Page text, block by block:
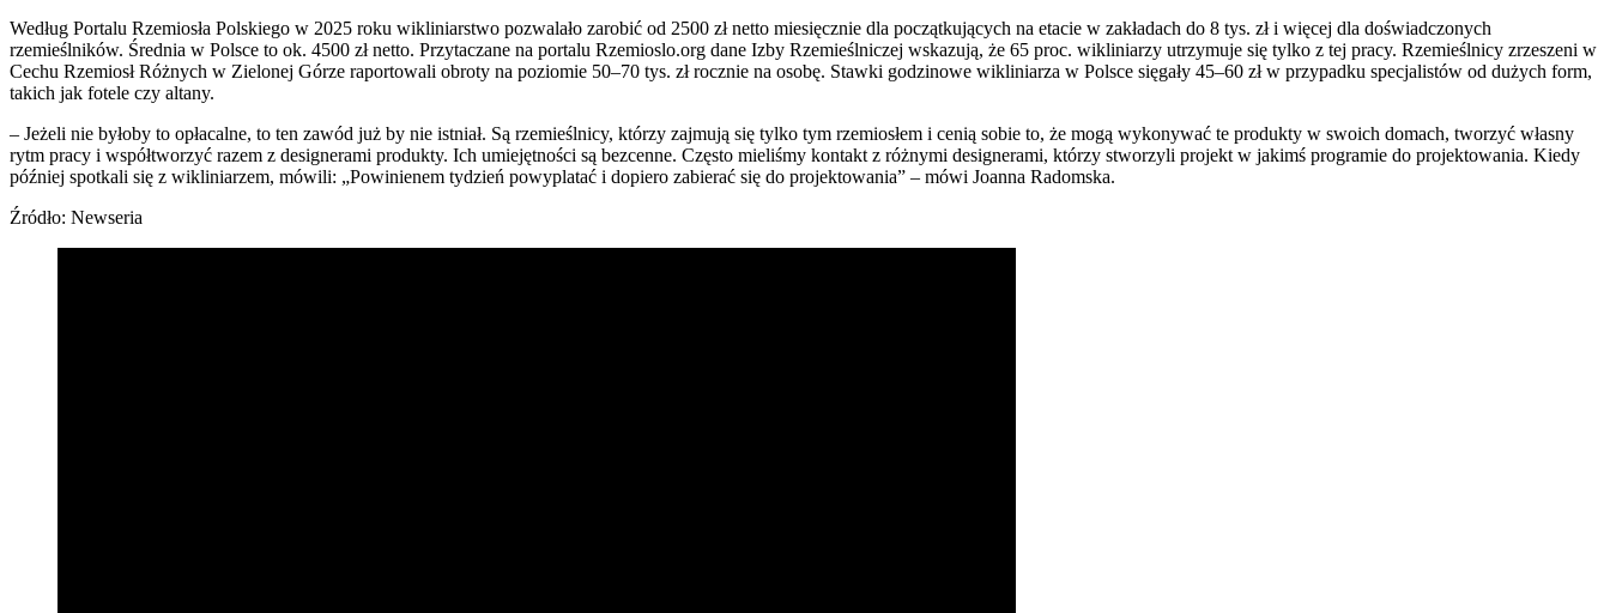
Według Portalu Rzemiosła Polskiego w 2025 roku wikliniarstwo pozwalało zarobić od 2500 zł netto miesięcznie dla początkujących na etacie w zakładach do 8 tys. zł i więcej dla doświadczonych
rzemieślników. Średnia w Polsce to ok. 4500 zł netto. Przytaczane na portalu Rzemioslo.org dane Izby Rzemieślniczej wskazują, że 65 proc. wikliniarzy utrzymuje się tylko z tej pracy. Rzemieślnicy zrzeszeni w
Cechu Rzemiosł Różnych w Zielonej Górze raportowali obroty na poziomie 50–70 tys. zł rocznie na osobę. Stawki godzinowe wikliniarza w Polsce sięgały 45–60 zł w przypadku specjalistów od dużych form,
takich jak fotele czy altany.
– Jeżeli nie byłoby to opłacalne, to ten zawód już by nie istniał. Są rzemieślnicy, którzy zajmują się tylko tym rzemiosłem i cenią sobie to, że mogą wykonywać te produkty w swoich domach, tworzyć własny
rytm pracy i współtworzyć razem z designerami produkty. Ich umiejętności są bezcenne. Często mieliśmy kontakt z różnymi designerami, którzy stworzyli projekt w jakimś programie do projektowania. Kiedy
później spotkali się z wikliniarzem, mówili: „Powinienem tydzień powyplatać i dopiero zabierać się do projektowania” – mówi Joanna Radomska.
Źródło: Newseria